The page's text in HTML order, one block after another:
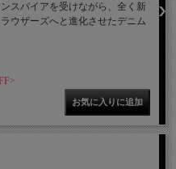
スパイアを受けながら、全く新
ウザーズへと進化させたデニム